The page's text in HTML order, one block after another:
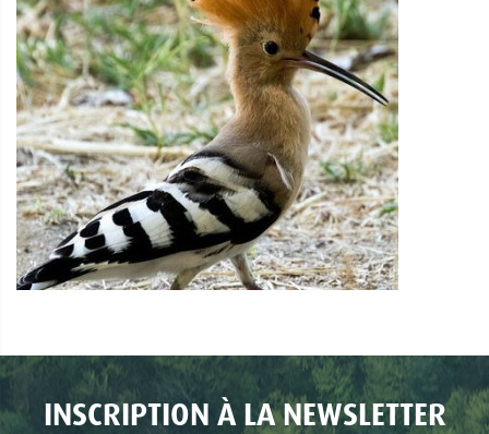
INSCRIPTION À LA NEWSLETTER